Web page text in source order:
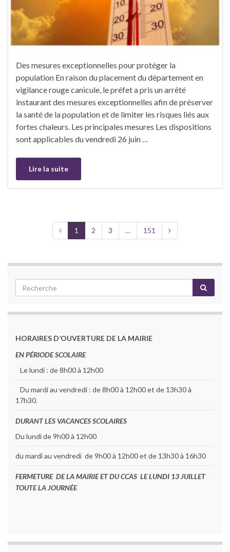
Des mesures exceptionnelles pour protéger la
population En raison du placement du département en
vigilance rouge canicule, le préfet a pris un arrêté
instaurant des mesures exceptionnelles afin de préserver
la santé de la population et de limiter les risques liés aux
fortes chaleurs. Les principales mesures Les dispositions
sont applicables du vendredi 26 juin …
Lire la suite
1 2 3 … 151
HORAIRES D’OUVERTURE DE LA MAIRIE
EN PÉRIODE SCOLAIRE
Le lundi : de 8h00 à 12h00
Du mardi au vendredi : de 8h00 à 12h00 et de 13h30 à
17h30.
DURANT LES VACANCES SCOLAIRES
Du lundi de 9h00 à 12h00
du mardi au vendredi de 9h00 à 12h00 et de 13h30 à 16h30
FERMETURE DE LA MAIRIE ET DU CCAS LE LUNDI 13 JUILLET
TOUTE LA JOURNÉE